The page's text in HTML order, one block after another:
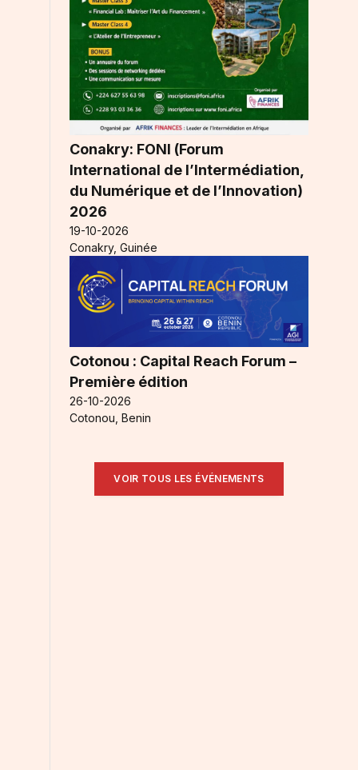
Conakry: FONI (Forum
International de l’Intermédiation,
du Numérique et de l’Innovation)
2026
19-10-2026
Conakry, Guinée
Cotonou : Capital Reach Forum –
Première édition
26-10-2026
Cotonou, Benin
VOIR TOUS LES ÉVÉNEMENTS